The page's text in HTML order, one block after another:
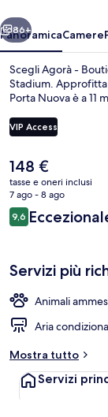
Avanti
86+
PanoramicaCamere
Scegli Agorà -
Stadium. Approfitta
Porta Nuova è a 11
VIP Access
Il
prezzo
attuale
è
148 €
148 €
tasse e oneri inclusi
7 ago - 8 ago
Recensioni
9,69,6 su 10
Servizi più
Animali
Aria
Mostra tutto
Servizi